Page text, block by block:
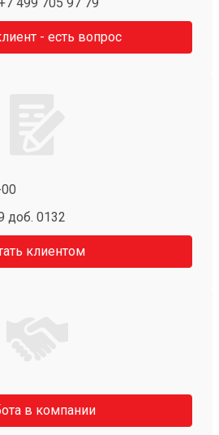
- есть вопрос
доб. 0132
клиентом
в компании